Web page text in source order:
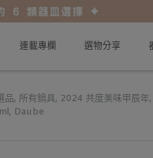
連載專欄 選物分享
品, 所有鍋具, 2024 共度美味甲辰年,
, Daube